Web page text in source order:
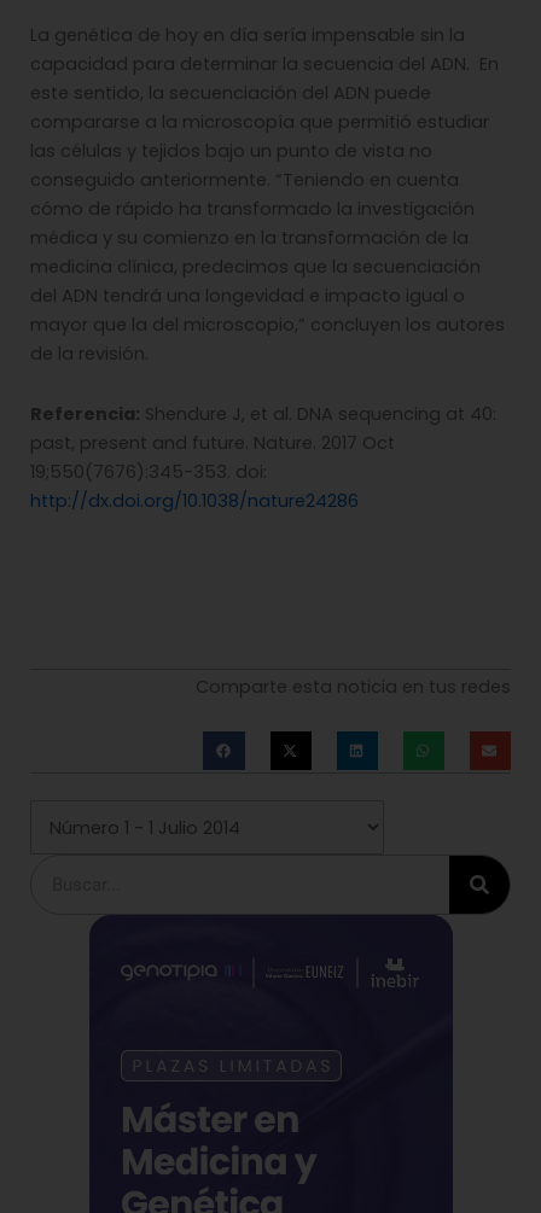
La genética de hoy en día sería impensable sin la
capacidad para determinar la secuencia del ADN. En
este sentido, la secuenciación del ADN puede
compararse a la microscopía que permitió estudiar
las células y tejidos bajo un punto de vista no
conseguido anteriormente. “Teniendo en cuenta
cómo de rápido ha transformado la investigación
médica y su comienzo en la transformación de la
medicina clínica, predecimos que la secuenciación
del ADN tendrá una longevidad e impacto igual o
mayor que la del microscopio,” concluyen los autores
de la revisión.
Referencia: Shendure J, et al. DNA sequencing at 40:
past, present and future. Nature. 2017 Oct
19;550(7676):345-353. doi:
http://dx.doi.org/10.1038/nature24286
Comparte esta noticia en tus redes